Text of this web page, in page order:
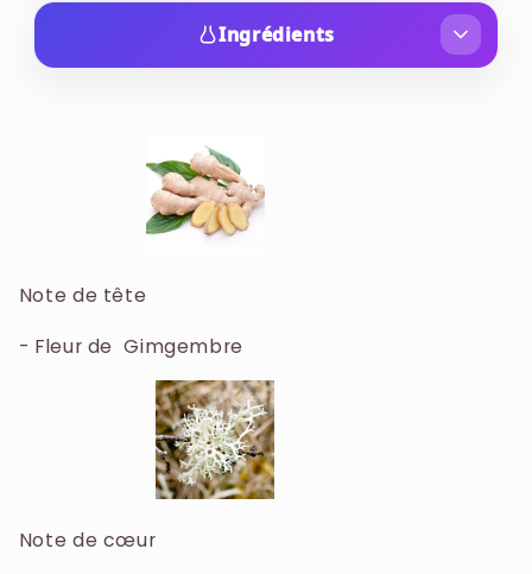
femmes indomptables et invincibles qui
rayonnent de charme dans toutes les
type de femme dont tous les hommes rêvent et
que toutes les autres femmes envient.
Certainement la « MostWanted », la plus
fleur alors que le bouchon ressemble plus à la
détente d’un pistolet. Il suffit d’appuyer une fois
pour qu’une explosion fleurie se répande
immédiatement.
Ingrédients
METHOXYCINNAMATE. LIMONENE. LINALOOL.
ALPHA-ISOMETHYL IONONE. CITRONELLOL.
BENZYL SALICYLATE. BUTYL
METHOXYDIBENZOYLMETHANE. ETHYLHEXYL
CINNAMYL ALCOHOL. CITRAL. COUMARIN.
TRIS(TETRAMETHYLHYDROXYPIPERIDINOL)
DISODIUM EDTA. CI 15985/YELLOW 6. CI
19140/YELLOW 5. CI 60730/EXT. VIOLET 2
Note de tête
- Fleur de Gimgembre
Note de cœur